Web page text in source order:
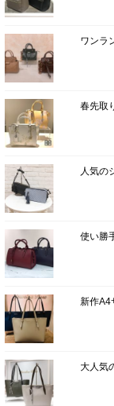
ワンラ
春先取
人気の
使い勝
新作A4
大人気